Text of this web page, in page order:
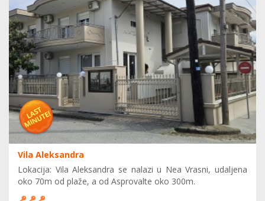
Vila Aleksandra
Lokacija: Vila Aleksandra se nalazi u Nea Vrasni, udaljena
oko 70m od plaže, a od Asprovalte oko 300m.